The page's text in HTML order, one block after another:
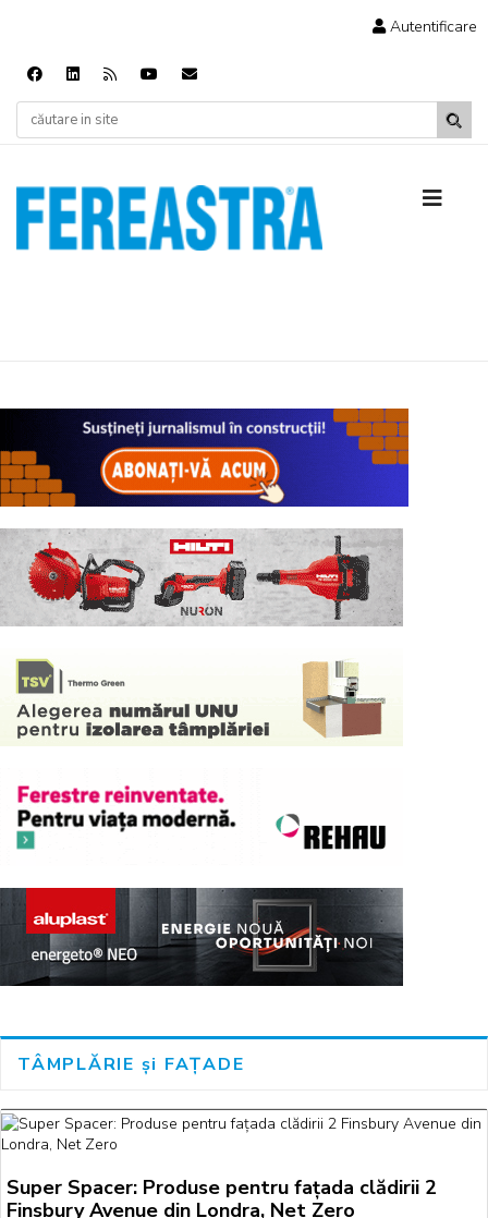
Autentificare
TÂMPLĂRIE și FAȚADE
Super Spacer: Produse pentru fațada clădirii 2
Finsbury Avenue din Londra, Net Zero